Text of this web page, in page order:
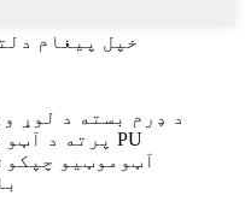
خپل پیغام